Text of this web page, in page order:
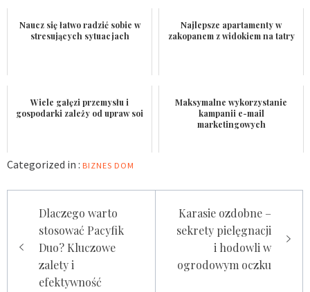
Naucz się łatwo radzić sobie w
stresujących sytuacjach
Najlepsze apartamenty w
zakopanem z widokiem na tatry
Wiele gałęzi przemysłu i
gospodarki zależy od upraw soi
Maksymalne wykorzystanie
kampanii e-mail
marketingowych
Categorized in : BIZNES DOM
wpisuDlaczego warto
stosować Pacyfik
Duo? Kluczowe
zalety i
efektywność
Karasie ozdobne –
sekrety pielęgnacji
i hodowli w
ogrodowym oczku